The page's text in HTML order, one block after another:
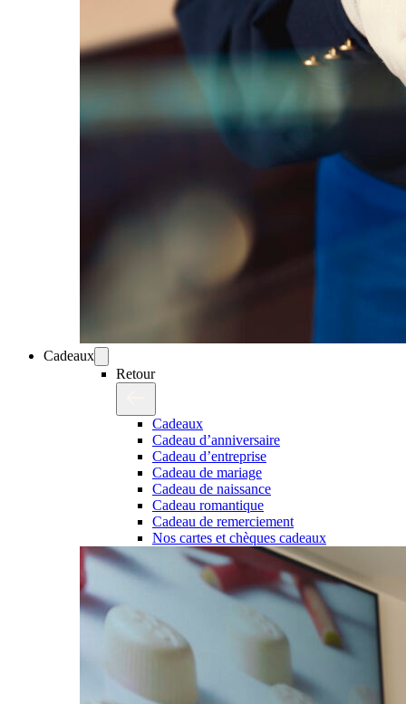
Cadeaux
Retour
Cadeaux
Cadeau d’anniversaire
Cadeau d’entreprise
Cadeau de mariage
Cadeau de naissance
Cadeau romantique
Cadeau de remerciement
Nos cartes et chèques cadeaux